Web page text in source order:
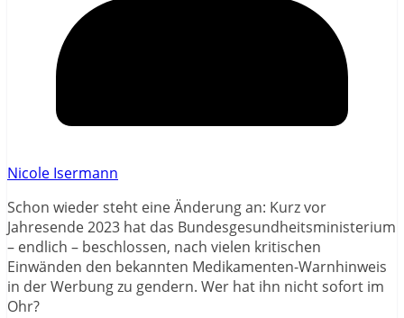
Nicole Isermann
Schon wieder steht eine Änderung an: Kurz vor
Jahresende 2023 hat das Bundesgesundheitsministerium
– endlich – beschlossen, nach vielen kritischen
Einwänden den bekannten Medikamenten-Warnhinweis
in der Werbung zu gendern. Wer hat ihn nicht sofort im
Ohr?